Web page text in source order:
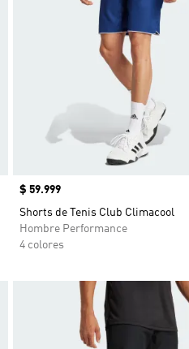
Precio
$ 59.999
Shorts de Tenis Club Climacool
Hombre Performance
4 colores
Añadir a la lista de deseos